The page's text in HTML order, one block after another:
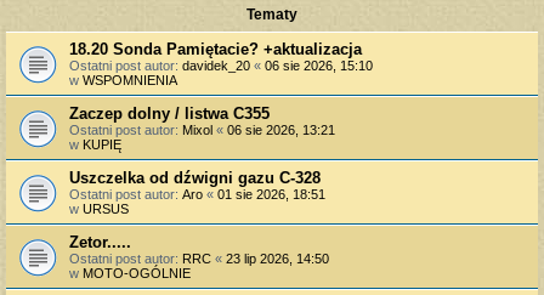
Tematy
18.20 Sonda Pamiętacie? +aktualizacja
Ostatni post autor: davidek_20 « 06 sie 2026, 15:10
w WSPOMNIENIA
Zaczep dolny / listwa C355
Ostatni post autor: Mixol « 06 sie 2026, 13:21
w KUPIĘ
Uszczelka od dźwigni gazu C-328
Ostatni post autor: Aro « 01 sie 2026, 18:51
w URSUS
Zetor.....
Ostatni post autor: RRC « 23 lip 2026, 14:50
w MOTO-OGÓLNIE